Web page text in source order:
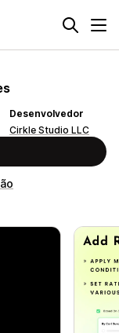
Desenvolvedor
Cirkle Studio LLC